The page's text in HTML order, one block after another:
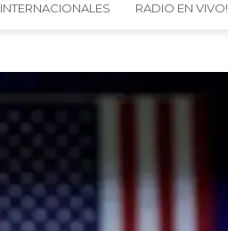
INTERNACIONALES RADIO EN VIVO!